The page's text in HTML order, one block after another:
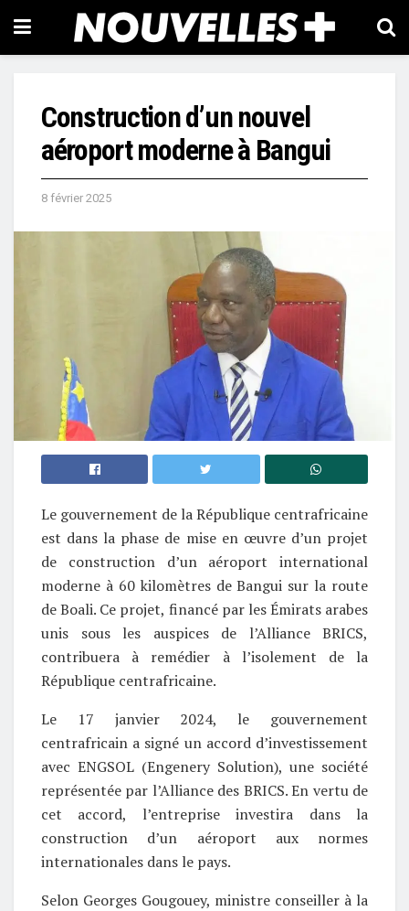
Construction d’un nouvel
aéroport moderne à Bangui
8 février 2025
Le gouvernement de la République centrafricaine
est dans la phase de mise en œuvre d’un projet
de construction d’un aéroport international
moderne à 60 kilomètres de Bangui sur la route
de Boali. Ce projet, financé par les Émirats arabes
unis sous les auspices de l’Alliance BRICS,
contribuera à remédier à l’isolement de la
République centrafricaine.
Le 17 janvier 2024, le gouvernement
centrafricain a signé un accord d’investissement
avec ENGSOL (Engenery Solution), une société
représentée par l’Alliance des BRICS. En vertu de
cet accord, l’entreprise investira dans la
construction d’un aéroport aux normes
internationales dans le pays.
Selon Georges Gougouey, ministre conseiller à la